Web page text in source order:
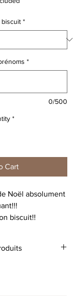
*
*
0/500
*
Cart
Noël absolument
biscuit!!